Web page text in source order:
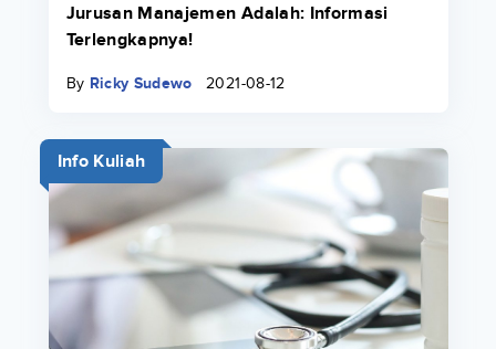
Jurusan Manajemen Adalah: Informasi
Terlengkapnya!
By Ricky Sudewo 2021-08-12
Info Kuliah